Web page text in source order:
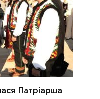
Патріарша